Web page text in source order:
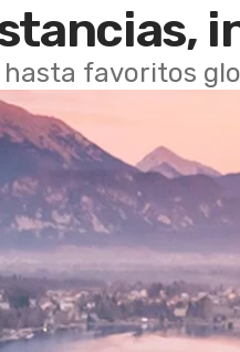
hasta favoritos